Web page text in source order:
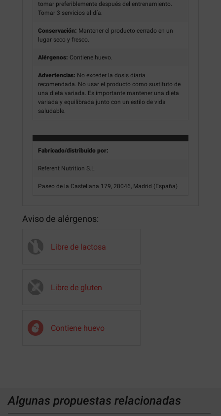
tomar preferiblemente después del entrenamiento.
Tomar 3 servicios al día.
Conservación: Mantener el producto cerrado en un
lugar seco y fresco.
Alérgenos: Contiene huevo.
Advertencias: No exceder la dosis diaria
recomendada. No usar el producto como sustituto de
una dieta variada. Es importante mantener una dieta
variada y equilibrada junto con un estilo de vida
saludable.
Fabricado/distribuido por:
Referent Nutrition S.L.
Paseo de la Castellana 179, 28046, Madrid (España)
Aviso de alérgenos:
Libre de lactosa
Libre de gluten
Contiene huevo
Algunas propuestas relacionadas